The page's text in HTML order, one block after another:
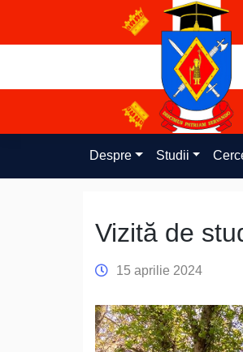
content
Despre Studii
Vizită de
15 aprilie 2024